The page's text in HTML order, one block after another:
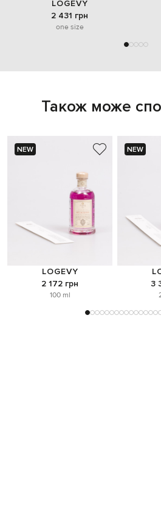
LOGEVY
2 431 грн
one size
Також може
NEW
LOGEVY
2 172 грн
100 ml
NEW
3